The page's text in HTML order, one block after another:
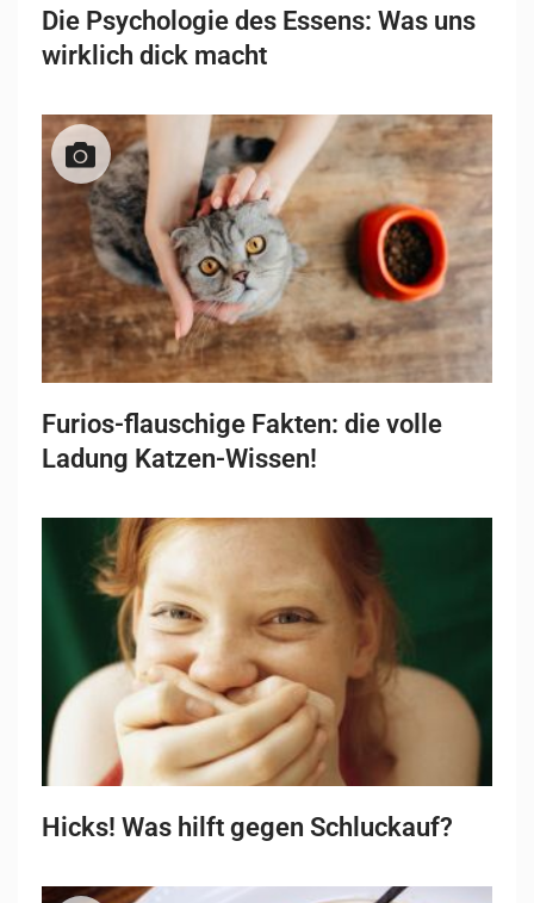
Die Psychologie des Essens: Was uns
wirklich dick macht
Furios-flauschige Fakten: die volle
Ladung Katzen-Wissen!
Hicks! Was hilft gegen Schluckauf?